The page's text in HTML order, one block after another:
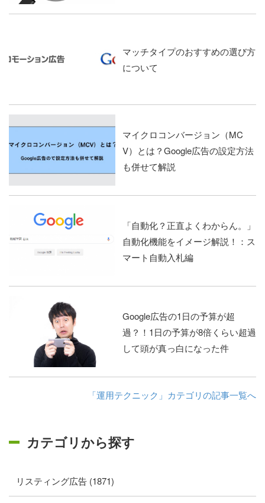
マッチタイプのおすすめの選び方
について
マイクロコンバージョン（MC
V）とは？Google広告の設定方法
も併せて解説
「自動化？正直よくわからん。」
自動化機能をイメージ解説！：ス
マート自動入札編
Google広告の1日の予算が超
過？！1日の予算が8倍くらい超過
して頭が真っ白になった件
「運用テクニック」カテゴリの記事一覧へ
カテゴリから探す
リスティング広告 (1871)